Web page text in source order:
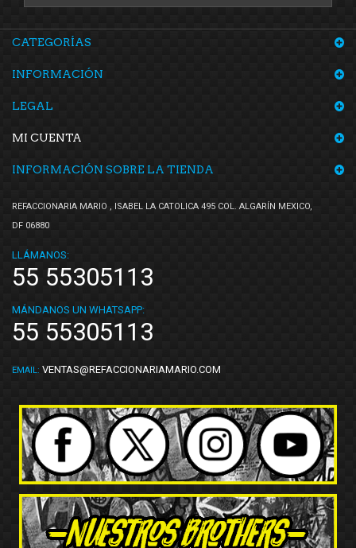
CATEGORÍAS
INFORMACIÓN
LEGAL
MI CUENTA
INFORMACIÓN SOBRE LA TIENDA
REFACCIONARIA MARIO , ISABEL LA CATOLICA 495 COL. ALGARÍN MEXICO,
DF 06880
LLÁMANOS:
55 55305113
MÁNDANOS UN WHATSAPP:
55 55305113
EMAIL: VENTAS@REFACCIONARIAMARIO.COM